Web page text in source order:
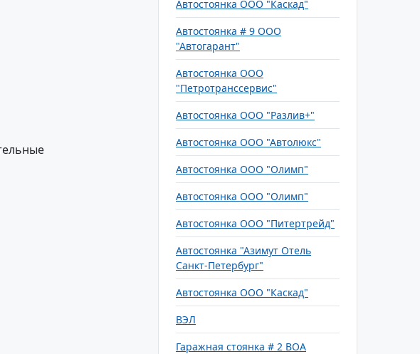
Автостоянка ООО "Каскад"
Автостоянка # 9 ООО
"Автогарант"
Автостоянка ООО
"Петротранссервис"
Автостоянка ООО "Разлив+"
Автостоянка ООО "Автолюкс"
Автостоянка ООО "Олимп"
Автостоянка ООО "Олимп"
Автостоянка ООО "Питертрейд"
Автостоянка "Азимут Отель
Санкт-Петербург"
Автостоянка ООО "Каскад"
ВЭЛ
Гаражная стоянка # 2 ВОА